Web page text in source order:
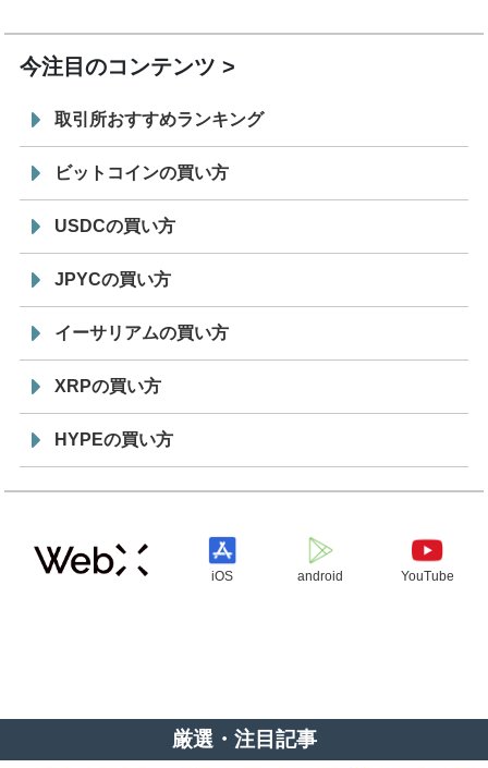
今注目のコンテンツ
取引所おすすめランキング
ビットコインの買い方
USDCの買い方
JPYCの買い方
イーサリアムの買い方
XRPの買い方
HYPEの買い方
iOS android YouTube
厳選・注目記事